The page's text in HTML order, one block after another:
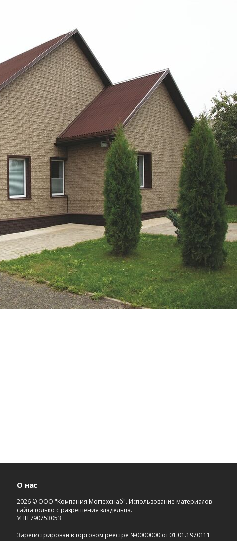
О нас
2026 © ООО "Компания Могтехснаб". Использование материалов
сайта только с разрешения владельца.
УНП 790753053
Зарегистрирован в торговом реестре №0000000 от 01.01.1970111